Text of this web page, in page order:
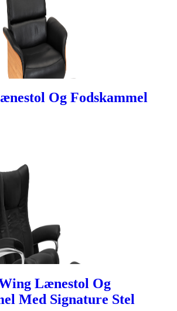
Og Fodskammel
Lænestol Og
Med Signature Stel